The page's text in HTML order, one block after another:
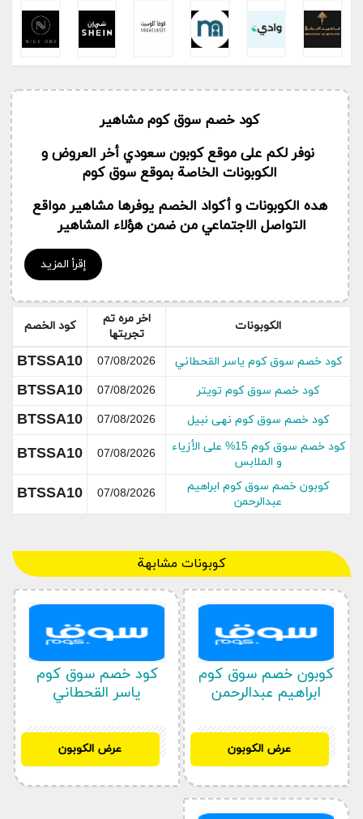
إقرأ المزيد
كود خصم سوق كوم مشاهير
نوفر لكم على موقع كوبون سعودي أخر العروض و
الكوبونات الخاصة بموقع سوق كوم
هده الكوبونات و أكواد الخصم يوفرها مشاهير مواقع
التواصل الاجتماعي من ضمن هؤلاء المشاهير
نهى نبيل و محمد الموسى و أفنان الباتل و رغد الدريز
سعودي من قيمة الطلبية هدا بالاضافة الى الشحن
المجاني و الدفع عند الاستلام
الكوبونات
اخر مره تم
تجربتها
كود الخصم
كود خصم سوق كوم ياسر القحطاني 07/08/2026
BTSSA10
كود خصم سوق كوم تويتر 07/08/2026
BTSSA10
كود خصم سوق كوم نهى نبيل 07/08/2026
BTSSA10
كود خصم سوق كوم 15% على الأزياء
و الملابس
07/08/2026
BTSSA10
كوبون خصم سوق كوم ابراهيم
عبدالرحمن
07/08/2026
BTSSA10
كوبونات مشابهة
كود خصم سوق كوم
ياسر القحطاني
BTSSA10
عرض الكوبون
كوبون خصم سوق كوم
ابراهيم عبدالرحمن
BTSSA10
عرض الكوبون